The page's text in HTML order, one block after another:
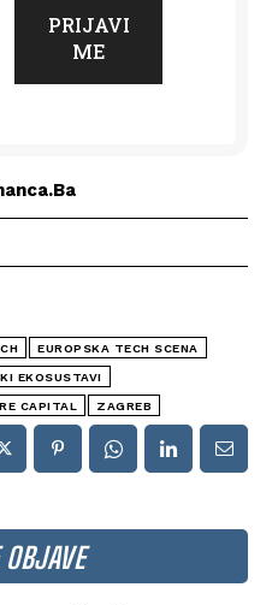
EUROPSKA TECH SCENA
EKOSUSTAVI
CAPITAL ZAGREB